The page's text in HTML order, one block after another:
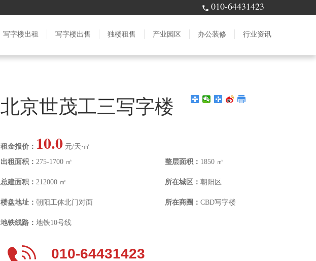
010-64431423
写字楼出租 写字楼出售 独楼租售 产业园区 办公装修 行业资讯
北京世茂工三写字楼
租金报价： 10.0 元/天⋅㎡
出租面积： 275-1700 ㎡ 整层面积： 1850 ㎡
总建面积： 212000 ㎡ 所在城区： 朝阳区
楼盘地址： 朝阳工体北门对面 所在商圈： CBD写字楼
地铁线路： 地铁10号线
010-64431423